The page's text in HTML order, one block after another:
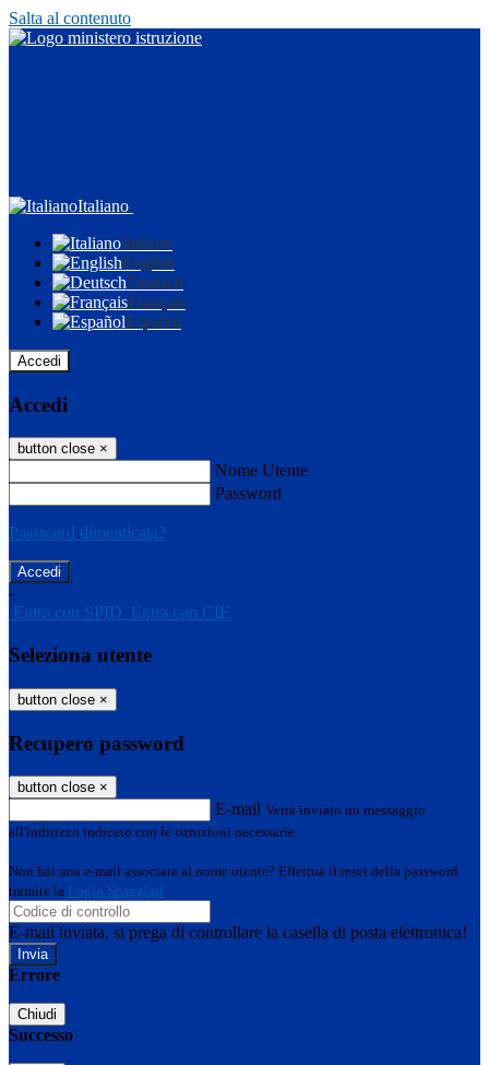
Salta al contenuto
Italiano
Italiano
English
Deutsch
Français
Español
Accedi
Accedi
button close ×
Nome Utente
Password
Password dimenticata?
-
Entra con SPID Entra con CIE
Seleziona utente
button close ×
Recupero password
button close ×
E-mail Verrà inviato un messaggio
all'indirizzo indicato con le istruzioni necessarie.
Non hai una e-mail associata al nome utente? Effettua il reset della password
tramite la Login Spaggiari
E-mail inviata, si prega di controllare la casella di posta elettronica!
Errore
Chiudi
Successo